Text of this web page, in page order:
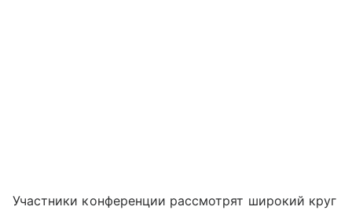
Участники конференции рассмотрят широкий круг